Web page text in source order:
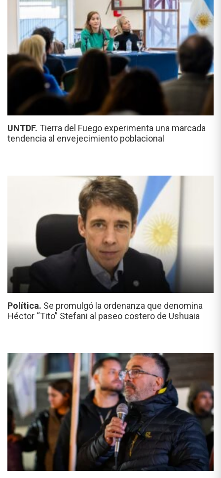
UNTDF. Tierra del Fuego experimenta una marcada
tendencia al envejecimiento poblacional
Política. Se promulgó la ordenanza que denomina
Héctor “Tito” Stefani al paseo costero de Ushuaia